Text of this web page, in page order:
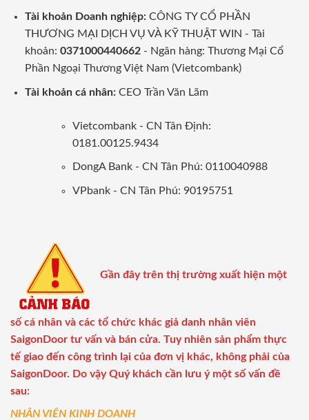
Tài khoản Doanh nghiệp:CÔNG TY CỔ PHẦN
THƯƠNG MẠI DỊCH VỤ VÀ KỸ THUẬT WIN - Tài
khoản: 0371000440662- Ngân hàng: Thương Mại Cổ
Phần Ngoại Thương Việt Nam (Vietcombank)
Tài khoản cá nhân: CEO Trần Văn Lãm
Vietcombank - CN Tân Định:
0181.00125.9434
DongA Bank - CN Tân Phú: 0110040988
VPbank - CN Tân Phú: 90195751
Gần đây trên thị trường xuất hiện một
số cá nhân và các tổ chức khác giả danh nhân viên
SaigonDoor tư vấn và bán cửa. Tuy nhiên sản phẩm thực
tế giao đến công trình lại của đơn vị khác, không phải của
SaigonDoor. Do vậy Quý khách cần lưu ý một số vấn đề
sau:
NHÂN VIÊN KINH DOANH